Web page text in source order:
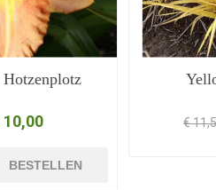
Hotzenplotz
10,00
BESTELLEN
€